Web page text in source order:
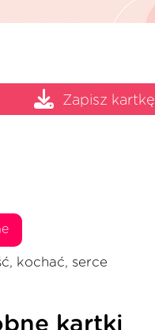
kochać, serce
Zapisz kartkę
kartki